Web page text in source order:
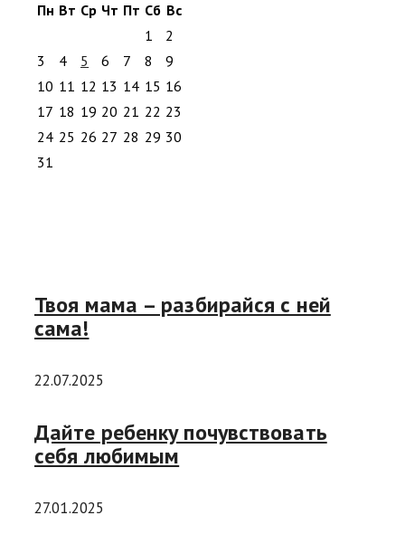
Пн Вт Ср Чт Пт Сб Вс
1
2
3
4 5 6 7 8
9
10 11 12 13 14 15 16
17 18 19 20 21 22 23
24 25 26 27 28 29 30
31
Твоя мама – разбирайся с ней
сама!
22.07.2025
Дайте ребенку почувствовать
себя любимым
27.01.2025